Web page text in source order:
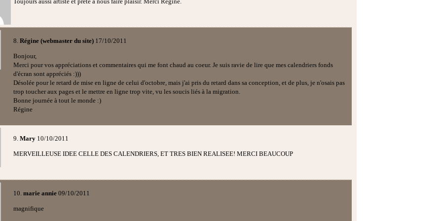
8. Régine (webmaster du site) 17/10/2011
Bonjour,
Merci pour vos appréciations et commentaires qui me font chaud au coeur. Je suis ravie de lire que mes calendriers fonds
d'écran sont appréciés :)))
Désolée pour le retard de mise en ligne de celui d'octobre, mais j'ai pris du retard dans sa conception, et de plus, je n'osais pas
trop toucher aux pages et le mettre en ligne trop vite, vu les soucis liés à la migration.
Bonne journée à tout le monde :)
Régine
9. Mary 10/10/2011
MERVEILLEUSE IDEE CELLE DES CALENDRIERS, ET TRES BIEN REALISEE! MERCI BEAUCOUP
10. marie annie 09/10/2011
magnifique